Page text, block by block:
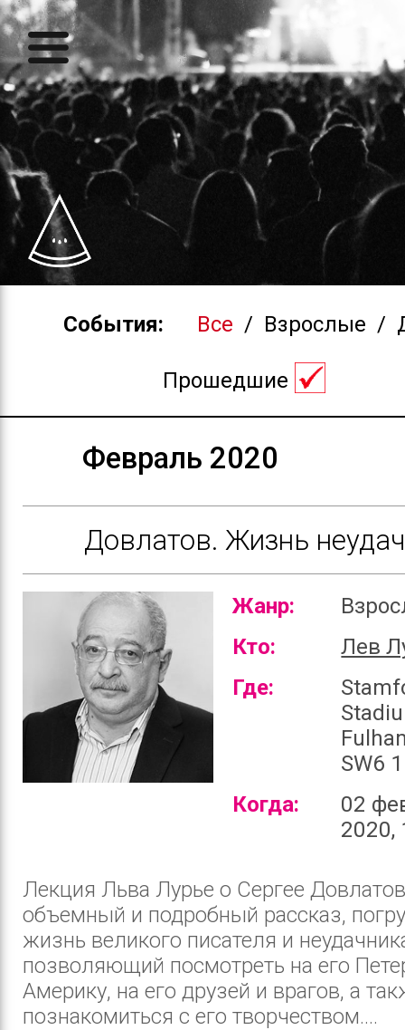
События: Все / Взрослые /
Прошедшие
Февраль 2020
Довлатов. Жизнь
Жанр:
Кто:
Лев
Где:
SW6
Когда:
02
2020,
Лекция Льва Лурье о Сергее
объемный и подробный рассказ,
жизнь великого писателя и
позволяющий посмотреть на его
Америку, на его друзей и врагов, а
познакомиться с его творчеством....